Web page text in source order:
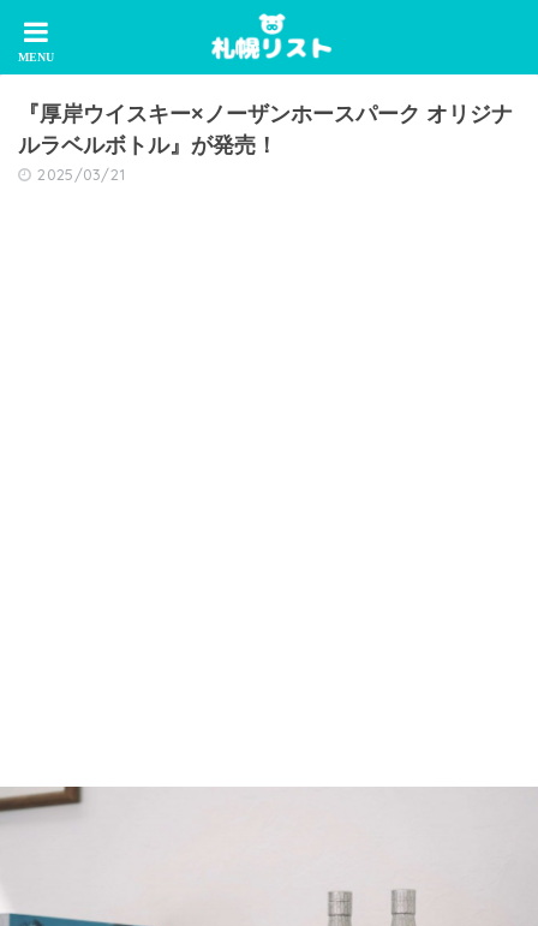
『厚岸ウイスキー×ノーザンホースパーク オリジナ
ルラベルボトル』が発売！
2025/03/21